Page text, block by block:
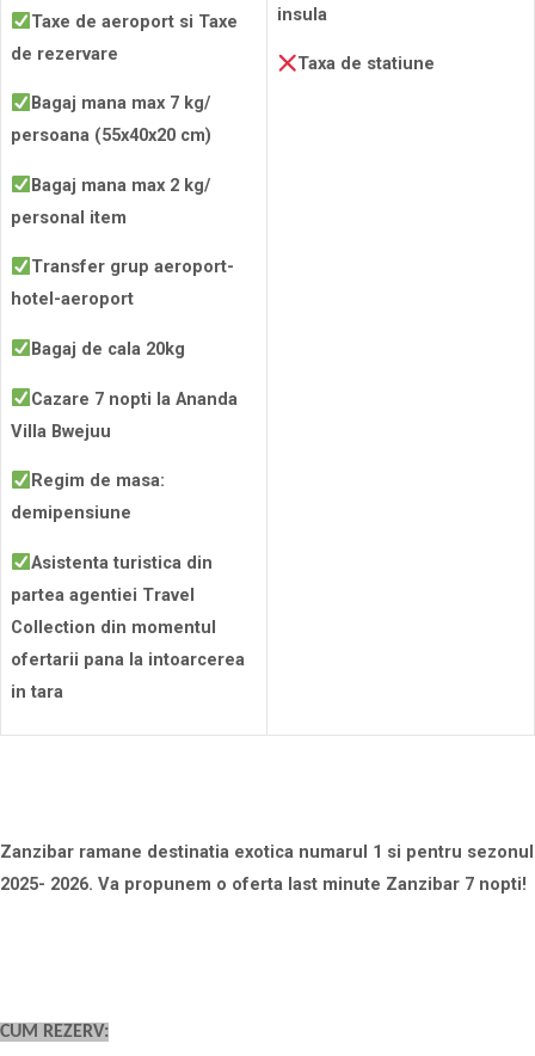
Taxe de aeroport si Taxe
de rezervare
Bagaj mana max 7 kg/
persoana (55x40x20 cm)
Bagaj mana max 2 kg/
personal item
Transfer grup aeroport-
hotel-aeroport
Bagaj de cala 20kg
Cazare 7 nopti la Ananda
Villa Bwejuu
Regim de masa:
demipensiune
Asistenta turistica din
partea agentiei Travel
Collection din momentul
ofertarii pana la intoarcerea
in tara
insula
Taxa de statiune
Zanzibar ramane destinatia exotica numarul 1 si pentru sezonul
2025- 2026. Va propunem o oferta last minute Zanzibar 7 nopti!
CUM REZERV: